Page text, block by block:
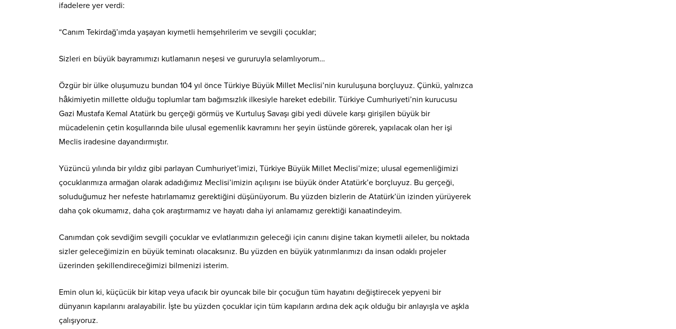
ifadelere yer verdi:
“Canım Tekirdağ’ımda yaşayan kıymetli hemşehrilerim ve sevgili çocuklar;
Sizleri en büyük bayramımızı kutlamanın neşesi ve gururuyla selamlıyorum…
Özgür bir ülke oluşumuzu bundan 104 yıl önce Türkiye Büyük Millet Meclisi’nin kuruluşuna borçluyuz. Çünkü, yalnızca
hâkimiyetin millette olduğu toplumlar tam bağımsızlık ilkesiyle hareket edebilir. Türkiye Cumhuriyeti’nin kurucusu
Gazi Mustafa Kemal Atatürk bu gerçeği görmüş ve Kurtuluş Savaşı gibi yedi düvele karşı girişilen büyük bir
mücadelenin çetin koşullarında bile ulusal egemenlik kavramını her şeyin üstünde görerek, yapılacak olan her işi
Meclis iradesine dayandırmıştır.
Yüzüncü yılında bir yıldız gibi parlayan Cumhuriyet’imizi, Türkiye Büyük Millet Meclisi’mize; ulusal egemenliğimizi
çocuklarımıza armağan olarak adadığımız Meclisi’imizin açılışını ise büyük önder Atatürk’e borçluyuz. Bu gerçeği,
soluduğumuz her nefeste hatırlamamız gerektiğini düşünüyorum. Bu yüzden bizlerin de Atatürk’ün izinden yürüyerek
daha çok okumamız, daha çok araştırmamız ve hayatı daha iyi anlamamız gerektiği kanaatindeyim.
Canımdan çok sevdiğim sevgili çocuklar ve evlatlarımızın geleceği için canını dişine takan kıymetli aileler, bu noktada
sizler geleceğimizin en büyük teminatı olacaksınız. Bu yüzden en büyük yatırımlarımızı da insan odaklı projeler
üzerinden şekillendireceğimizi bilmenizi isterim.
Emin olun ki, küçücük bir kitap veya ufacık bir oyuncak bile bir çocuğun tüm hayatını değiştirecek yepyeni bir
dünyanın kapılarını aralayabilir. İşte bu yüzden çocuklar için tüm kapıların ardına dek açık olduğu bir anlayışla ve aşkla
çalışıyoruz.